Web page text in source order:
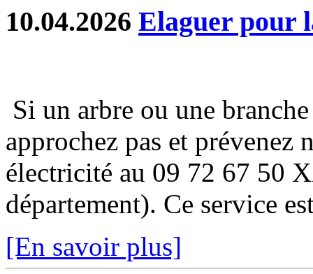
10.04.2026 Elaguer pour
Si un arbre ou une
approchez pas et prévenez
électricité au 09 72 67 50
département). Ce service
[En savoir plus]